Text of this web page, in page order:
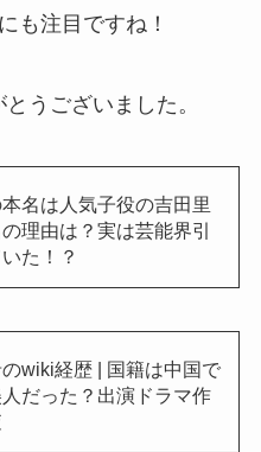
も注目ですね！
うございました。
名は人気子役の吉田里
理由は？実は芸能界引
た！？
wiki経歴 | 国籍は中国で
だった？出演ドラマ作